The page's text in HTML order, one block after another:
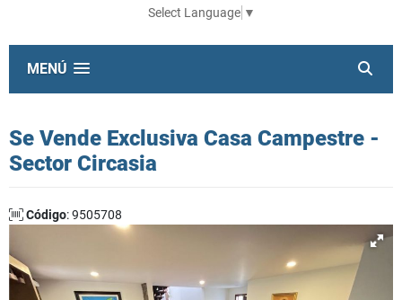
Select Language ▼
MENÚ
Se Vende Exclusiva Casa Campestre -
Sector Circasia
Código: 9505708